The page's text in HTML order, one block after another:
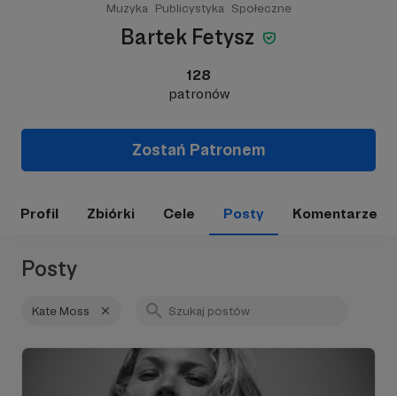
Muzyka Publicystyka Społeczne
Bartek Fetysz
128
patronów
Zostań Patronem
Profil Zbiórki Cele Posty Komentarze
Posty
Kate Moss